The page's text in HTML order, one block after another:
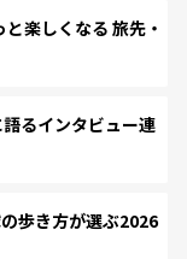
楽しくなる 旅先・
るインタビュー連
歩き方が選ぶ2026